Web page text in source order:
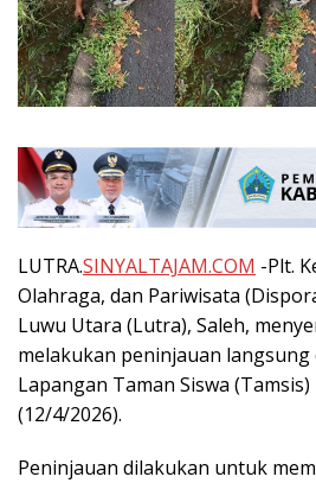
LUTRA.SINYALTAJAM.COM -Plt.
Olahraga, dan Pariwisata
Luwu Utara (Lutra), Saleh,
melakukan peninjauan
Lapangan Taman Siswa
(12/4/2026).
Peninjauan dilakukan untuk